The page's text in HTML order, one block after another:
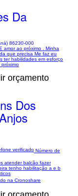
Da
86230-000
amor ao próximo . Minha
que precisa Me faz eu
ter habilidades em esforço
próximo
orçamento
Dos
Número de
atender balcão fazer
tenho habilitação a e b
na Cronoshare